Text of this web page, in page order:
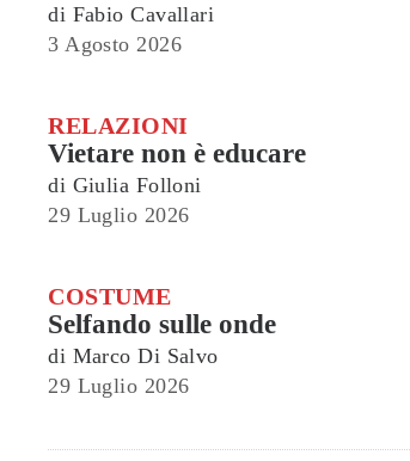
di Fabio Cavallari
3 Agosto 2026
RELAZIONI
Vietare non è educare
di Giulia Folloni
29 Luglio 2026
COSTUME
Selfando sulle onde
di Marco Di Salvo
29 Luglio 2026